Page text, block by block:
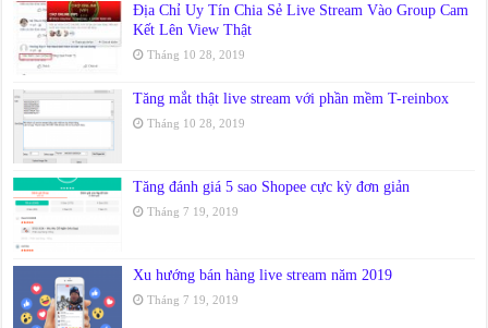
Địa Chỉ Uy Tín Chia Sẻ Live Stream Vào Group Cam
Kết Lên View Thật
Tháng 10 28, 2019
Tăng mắt thật live stream với phần mềm T-reinbox
Tháng 10 28, 2019
Tăng đánh giá 5 sao Shopee cực kỳ đơn giản
Tháng 7 19, 2019
Xu hướng bán hàng live stream năm 2019
Tháng 7 19, 2019